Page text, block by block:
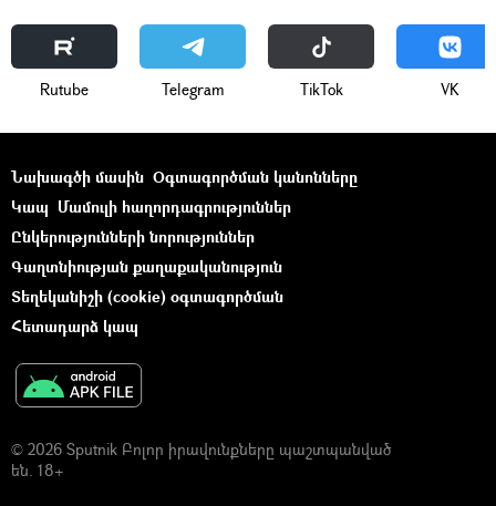
Rutube Telegram ТikТоk VK
Նախագծի մասին Օգտագործման կանոնները
Կապ Մամուլի հաղորդագրություններ
Ընկերությունների նորություններ
Գաղտնիության քաղաքականություն
Տեղեկանիշի (cookie) օգտագործման
Հետադարձ կապ
© 2026 Sputnik Բոլոր իրավունքները պաշտպանված
են. 18+